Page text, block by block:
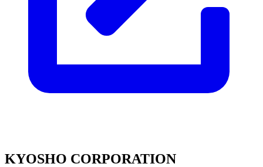
KYOSHO CORPORATION